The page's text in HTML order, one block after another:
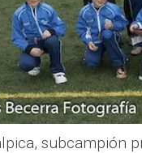
subcampión